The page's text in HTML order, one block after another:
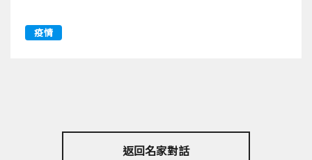
疫情
返回名家對話